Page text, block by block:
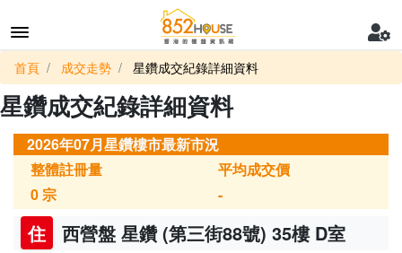
首頁 成交走勢 星鑽成交紀錄詳細資料
星鑽成交紀錄詳細資料
2026年07月星鑽樓市最新市況
整體註冊量
0宗
平均成交價
-
住 西營盤 星鑽 (第三街88號) 35樓 D室